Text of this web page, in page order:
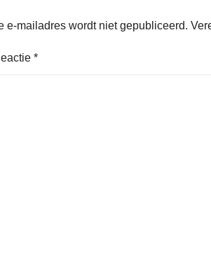
e-mailadres wordt niet gepubliceerd.
*